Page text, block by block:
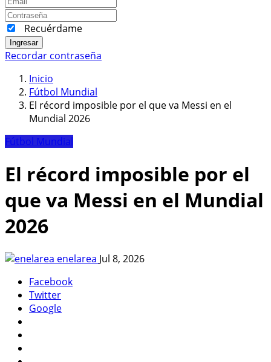
Recuérdame
Ingresar
Recordar contraseña
Inicio
Fútbol Mundial
El récord imposible por el que va Messi en el
Mundial 2026
Fútbol Mundial
El récord imposible por el
que va Messi en el Mundial
2026
enelarea Jul 8, 2026
Facebook
Twitter
Google